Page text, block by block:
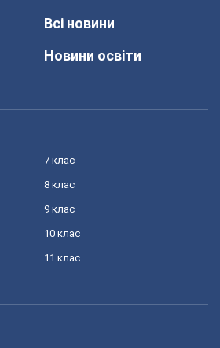
Всі новини
Новини освіти
7 клас
8 клас
9 клас
10 клас
11 клас